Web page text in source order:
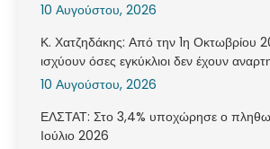
10 Αυγούστου, 2026
Κ. Χατζηδάκης: Από την 1η Οκτωβρίου
ισχύουν όσες εγκύκλιοι δεν έχουν
10 Αυγούστου, 2026
ΕΛΣΤΑΤ: Στο 3,4% υποχώρησε ο
Ιούλιο 2026